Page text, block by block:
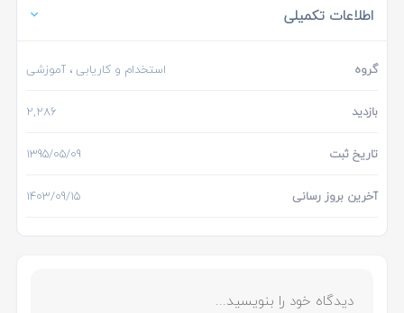
اطلاعات تکمیلی
گروه استخدام و کاریابی، آموزشی
بازدید 2,286
تاریخ ثبت 1395/05/09
آخرین بروز رسانی 1403/09/15